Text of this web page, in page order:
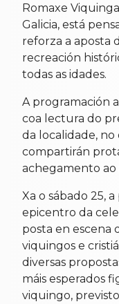
Romaxe
Galicia, está
reforza a aposta
recreación
todas as idades.
A programación
coa lectura do
da localidade,
compartirán
achegamento ao
Xa o sábado 25,
epicentro da
posta en escena
viquingos e
diversas
máis esperados
viquingo,